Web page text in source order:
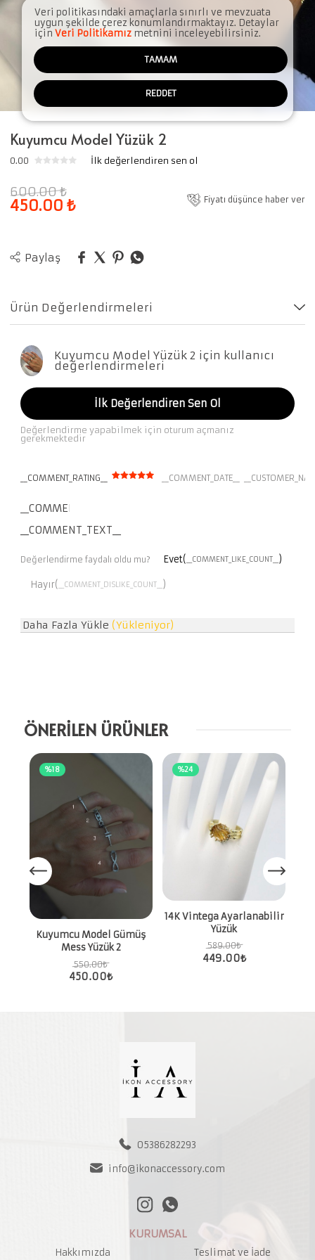
Kuyumcu Model Yüzük 2
0.00 İlk değerlendiren sen ol
600.00₺
450.00 ₺ Fiyatı düşünce haber ver
Paylaş
Ürün Değerlendirmeleri
Kuyumcu Model Yüzük 2 için kullanıcı
değerlendirmeleri
İlk Değerlendiren Sen Ol
Değerlendirme yapabilmek için oturum açmanız
gerekmektedir
__COMMENT_RATING__ __COMMENT_DATE__
__COMMENT_THUMBNAIL_IMG__
__COMMENT_TEXT__
Değerlendirme faydalı oldu mu? Evet( __COMMENT_LIKE_COUNT__ )
Hayır( __COMMENT_DISLIKE_COUNT__ )
Daha Fazla Yükle (Yükleniyor)
ÖNERİLEN ÜRÜNLER
%18
Kuyumcu Model Gümüş
Mess Yüzük 2
550.00₺
450.00₺
%24
14K Vintega Ayarlanabilir
Yüzük
589.00₺
449.00₺
Veri politikasındaki amaçlarla sınırlı ve mevzuata
uygun şekilde çerez konumlandırmaktayız. Detaylar
için Veri Politikamızmetnini inceleyebilirsiniz.
TAMAM
REDDET
05386282293
info@ikonaccessory.com
KURUMSAL
Hakkımızda Teslimat ve İade